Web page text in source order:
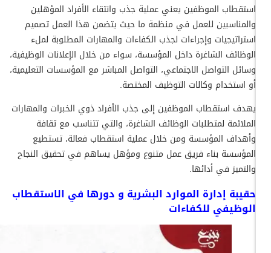
استقطاب الموظفين يعني عملية جذب وانتقاء الأفراد المؤهلين
والمناسبين للعمل في منظمة ما حيث يتضمن هذا العمل تصميم
استراتيجيات وإجراءات لجذب الكفاءات والمهارات المطلوبة لملء
الوظائف الشاغرة داخل المؤسسة، سواء من خلال الإعلانات الوظيفية،
وسائل التواصل الاجتماعي، التواصل المباشر مع المؤسسات التعليمية،
أو استخدام وكالات التوظيف المختصة.
يهدف استقطاب الموظفين إلى جذب الأفراد ذوي الخبرات والمهارات
الملائمة لمتطلبات الوظائف الشاغرة، والتي تتناسب مع ثقافة
وأهداف المؤسسة ومن خلال عملية استقطاب فعالة، تستطيع
المؤسسة بناء فريق عمل متنوع ومؤهل يساهم في تحقيق النجاح
والتميز في أدائها.
حقيبة إدارة الموارد البشرية و دورها في الاستقطاب
الوظيفي للكفاءات